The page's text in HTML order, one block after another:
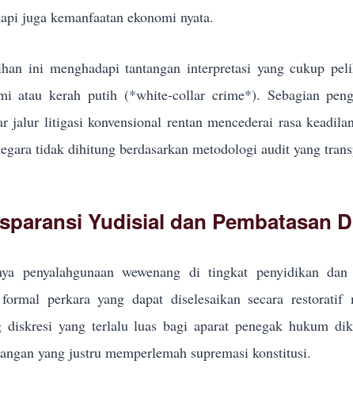
juga kemanfaatan ekonomi nyata.
ini menghadapi tantangan interpretasi yang cukup
atau kerah putih (*white-collar crime*). Sebagian
jalur litigasi konvensional rentan mencederai rasa
tidak dihitung berdasarkan metodologi audit yang
Yudisial dan Pembatasan
penyalahgunaan wewenang di tingkat penyidikan dan
perkara yang dapat diselesaikan secara
diskresi yang terlalu luas bagi aparat penegak hukum
yang justru memperlemah supremasi konstitusi.